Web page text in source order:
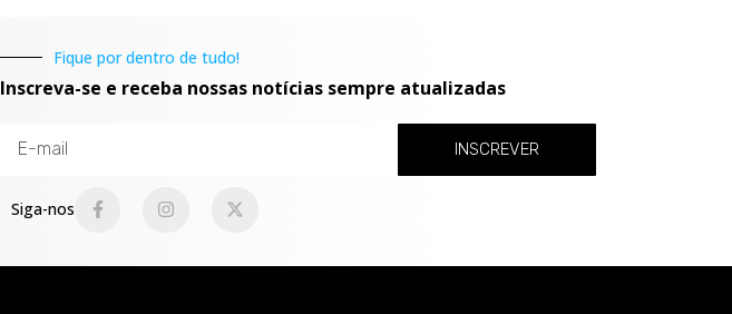
Fique por dentro de tudo!
Inscreva-se e receba nossas notícias sempre atualizadas
INSCREVER
Siga-nos